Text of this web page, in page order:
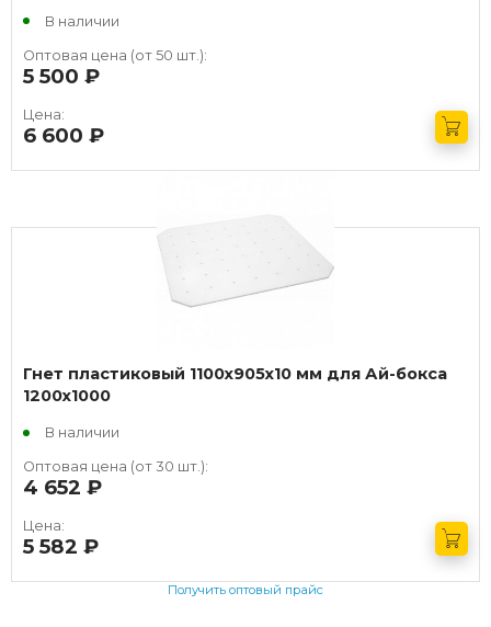
В наличии
Оптовая цена (от 50 шт.):
5 500
Цена:
6 600
Гнет пластиковый 1100х905х10 мм для Ай-бокса
1200х1000
В наличии
Оптовая цена (от 30 шт.):
4 652
Цена:
5 582
Получить оптовый прайс